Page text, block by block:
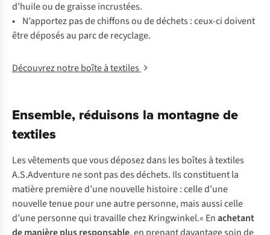
d’huile ou de graisse incrustées.
• N’apportez pas de chiffons ou de déchets : ceux-ci doivent
être déposés au parc de recyclage.
Découvrez notre boîte à textiles
Ensemble, réduisons la montagne de
textiles
Les vêtements que vous déposez dans les boîtes à textiles
A.S.Adventure ne sont pas des déchets. Ils constituent la
matière première d’une nouvelle histoire : celle d’une
nouvelle tenue pour une autre personne, mais aussi celle
d’une personne qui travaille chez Kringwinkel.« Enachetant